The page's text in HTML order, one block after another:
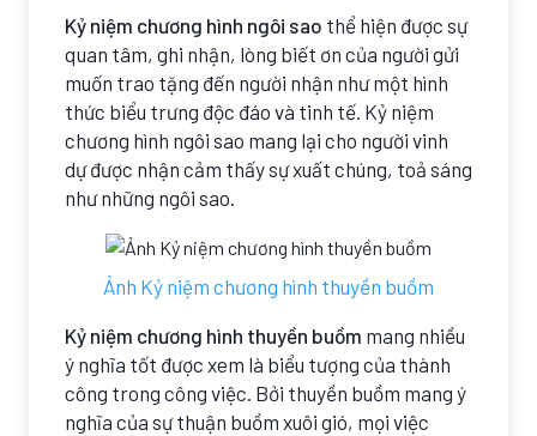
Kỷ niệm chương hình ngôi sao thể hiện được sự
quan tâm, ghi nhận, lòng biết ơn của người gửi
muốn trao tặng đến người nhận như một hình
thức biểu trưng độc đáo và tinh tế. Kỷ niệm
chương hình ngôi sao mang lại cho người vinh
dự được nhận cảm thấy sự xuất chúng, toả sáng
như những ngôi sao.
Ảnh Kỷ niệm chương hình thuyền buồm
Kỷ niệm chương hình thuyền buồm mang nhiều
ý nghĩa tốt được xem là biểu tượng của thành
công trong công việc. Bởi thuyền buồm mang ý
nghĩa của sự thuận buồm xuôi gió, mọi việc